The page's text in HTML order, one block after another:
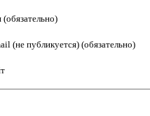
(не публикуется) (обязательно)